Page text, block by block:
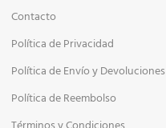
Contacto
Política de Privacidad
Política de Envío y Devoluciones
Política de Reembolso